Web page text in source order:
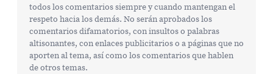
todos los comentarios siempre y cuando mantengan el
respeto hacia los demás. No serán aprobados los
comentarios difamatorios, con insultos o palabras
altisonantes, con enlaces publicitarios o a páginas que no
aporten al tema, así como los comentarios que hablen
de otros temas.